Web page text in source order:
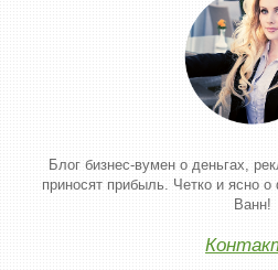
Блог бизнес-вумен о деньгах,
приносят прибыль. Четко и ясно
Ванн!